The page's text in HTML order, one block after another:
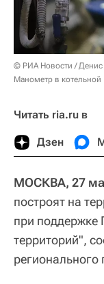
© РИА Новости /
Манометр в котельной
Читать ria.ru в
Дзен
МОСКВА, 27
построят на
при
территорий",
регионального